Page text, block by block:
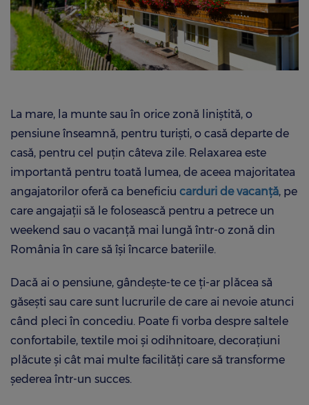
La mare, la munte sau în orice zonă liniștită, o
pensiune înseamnă, pentru turiști, o casă departe de
casă, pentru cel puțin câteva zile. Relaxarea este
importantă pentru toată lumea, de aceea majoritatea
angajatorilor oferă ca beneficiu carduri de vacanță, pe
care angajații să le folosească pentru a petrece un
weekend sau o vacanță mai lungă într-o zonă din
România în care să își încarce bateriile.
Dacă ai o pensiune, gândește-te ce ți-ar plăcea să
găsești sau care sunt lucrurile de care ai nevoie atunci
când pleci în concediu. Poate fi vorba despre saltele
confortabile, textile moi și odihnitoare, decorațiuni
plăcute și cât mai multe facilități care să transforme
șederea într-un succes.